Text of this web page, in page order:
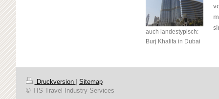
auch landestypisch:
Burj Khalifa in Dubai
Druckversion | Sitemap
© TIS Travel Industry Services